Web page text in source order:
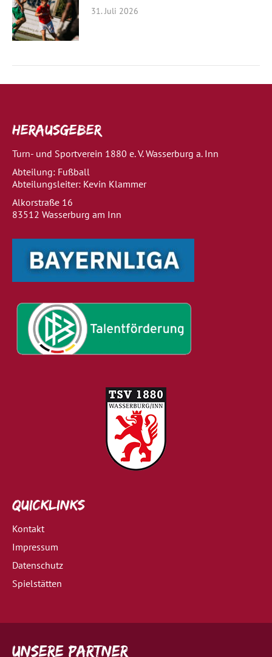
31. Juli 2026
Herausgeber
Turn- und Sportverein 1880 e. V. Wasserburg a. Inn
Abteilung: Fußball
Abteilungsleiter: Kevin Klammer
Alkorstraße 16
83512 Wasserburg am Inn
Quicklinks
Kontakt
Impressum
Datenschutz
Spielstätten
Unsere Partner